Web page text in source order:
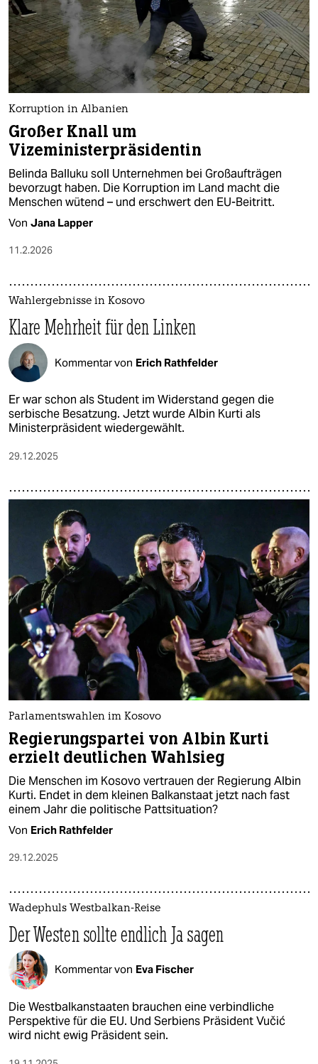
Korruption in Albanien
Großer Knall um
Vizeministerpräsidentin
Belinda Balluku soll Unternehmen bei Großaufträgen
bevorzugt haben. Die Korruption im Land macht die
Menschen wütend – und erschwert den EU-Beitritt.
Von Jana Lapper
11.2.2026
Wahlergebnisse in Kosovo
Klare Mehrheit für den Linken
Kommentar von Erich Rathfelder
Er war schon als Student im Widerstand gegen die
serbische Besatzung. Jetzt wurde Albin Kurti als
Ministerpräsident wiedergewählt.
29.12.2025
Parlamentswahlen im Kosovo
Regierungspartei von Albin Kurti
erzielt deutlichen Wahlsieg
Die Menschen im Kosovo vertrauen der Regierung Albin
Kurti. Endet in dem kleinen Balkanstaat jetzt nach fast
einem Jahr die politische Pattsituation?
Von Erich Rathfelder
29.12.2025
Wadephuls Westbalkan-Reise
Der Westen sollte endlich Ja sagen
Kommentar von Eva Fischer
Die Westbalkanstaaten brauchen eine verbindliche
Perspektive für die EU. Und Serbiens Präsident Vučić
wird nicht ewig Präsident sein.